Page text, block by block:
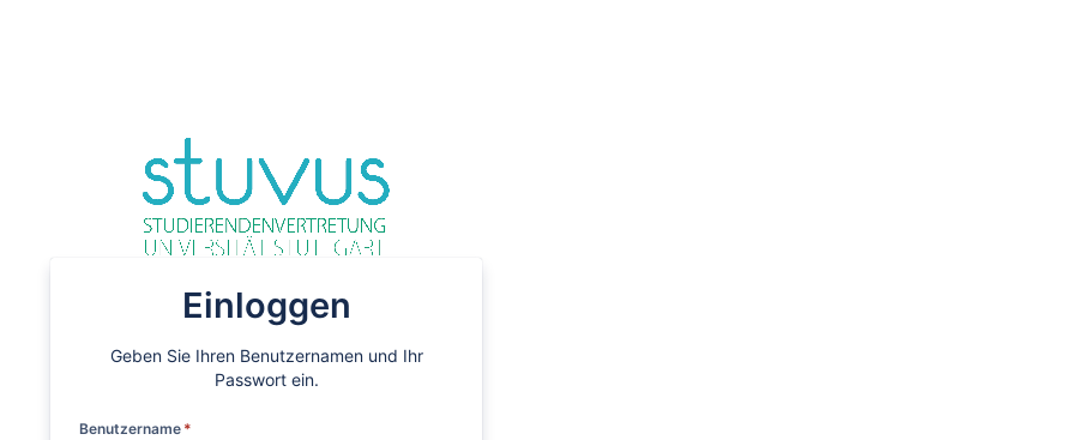
Einloggen
Geben Sie Ihren Benutzernamen und Ihr
Passwort ein.
Benutzername *